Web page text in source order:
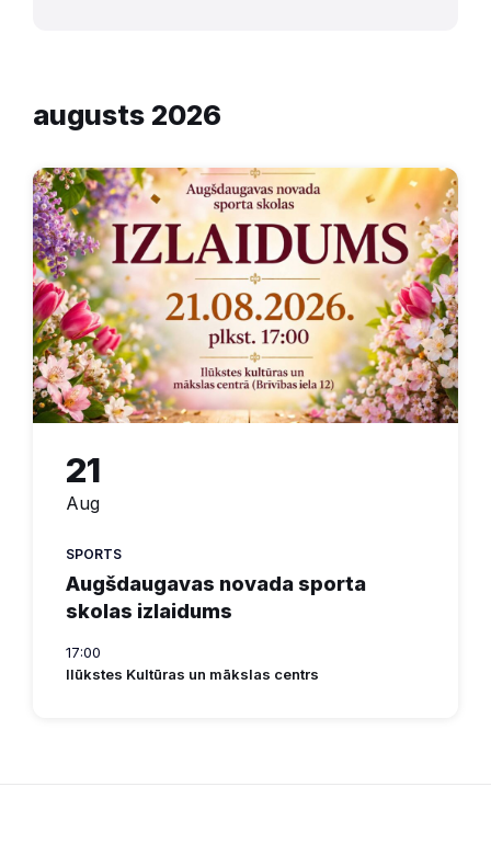
augusts 2026
21
Aug
SPORTS
Augšdaugavas novada sporta
skolas izlaidums
17:00
Ilūkstes Kultūras un mākslas centrs